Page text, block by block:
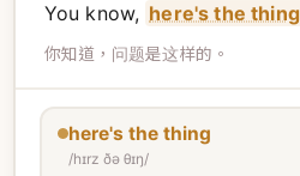
You know, here's the thing
你知道，问题是这样的。
here's the thing
/hɪrz ðə θɪŋ/